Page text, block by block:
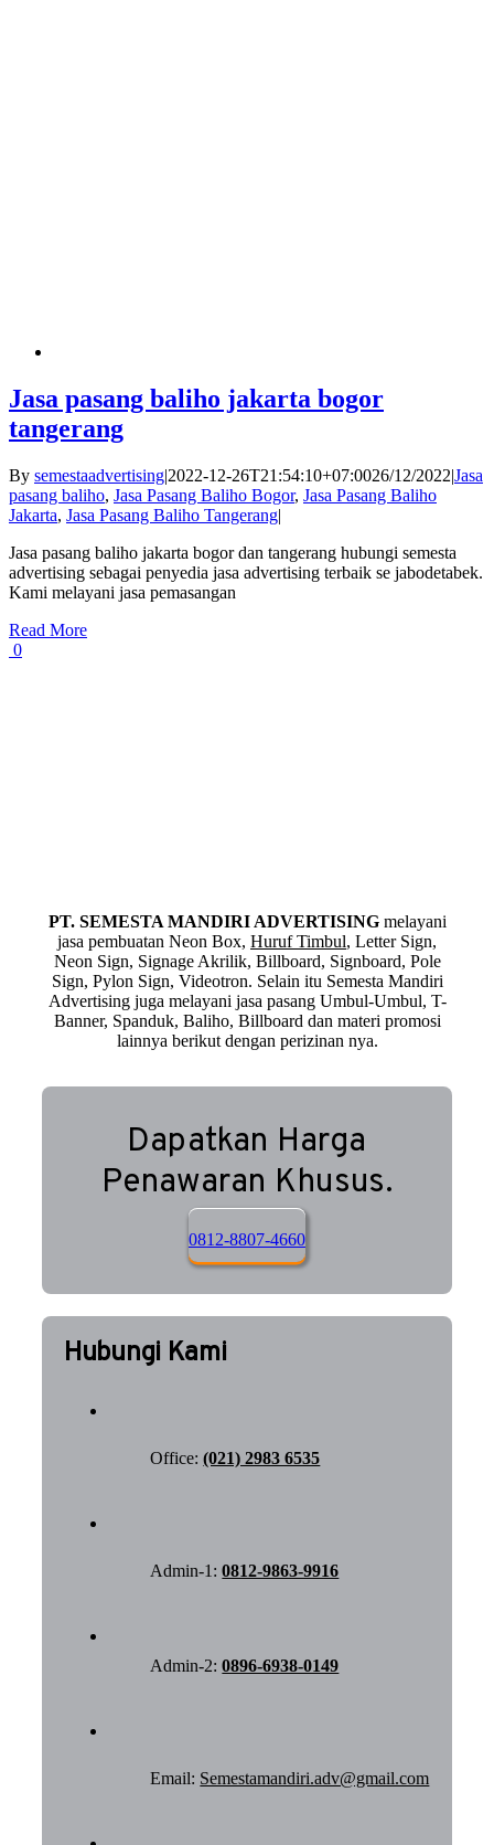
Jasa pasang baliho jakarta bogor
tangerang
By semestaadvertising|2022-12-26T21:54:10+07:0026/12/2022|Jasa
pasang baliho, Jasa Pasang Baliho Bogor, Jasa Pasang Baliho
Jakarta, Jasa Pasang Baliho Tangerang|
Jasa pasang baliho jakarta bogor dan tangerang hubungi semesta
advertising sebagai penyedia jasa advertising terbaik se jabodetabek.
Kami melayani jasa pemasangan
Read More
0
PT. SEMESTA MANDIRI ADVERTISINGmelayani
jasa pembuatan Neon Box, Huruf Timbul, Letter Sign,
Neon Sign, Signage Akrilik, Billboard, Signboard, Pole
Sign, Pylon Sign, Videotron. Selain itu Semesta Mandiri
Advertising juga melayani jasa pasang Umbul-Umbul, T-
Banner, Spanduk, Baliho, Billboard dan materi promosi
lainnya berikut dengan perizinan nya.
Dapatkan Harga
Penawaran Khusus.
0812-8807-4660
Hubungi Kami
Office:(021) 2983 6535
Admin-1:0812-9863-9916
Admin-2:0896-6938-0149
Email: Semestamandiri.adv@gmail.com